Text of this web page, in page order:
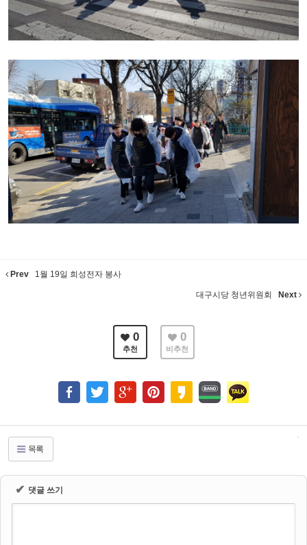
Prev 1월 19일 희성전자 봉사
대구시당 청년위원회 Next
0
추천
0
비추천
목록
✔ 댓글 쓰기